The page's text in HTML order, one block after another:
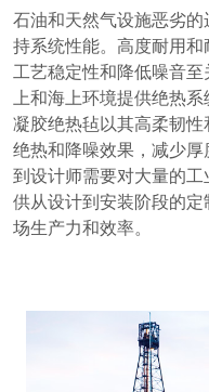
石油和天然气设施恶劣
持系统性能。高度耐用
工艺稳定性和降低噪音
上和海上环境提供绝热
凝胶绝热毡以其高柔韧
绝热和降噪效果，减少
到设计师需要对大量的
供从设计到安装阶段的
场生产力和效率。